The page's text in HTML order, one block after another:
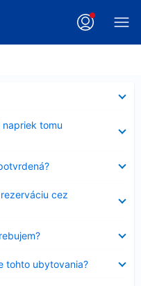
tomu
cez
tohto ubytovania?